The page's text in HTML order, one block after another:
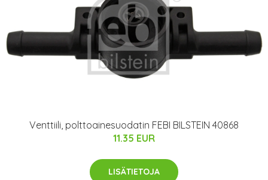
Venttiili, polttoainesuodatin FEBI BILSTEIN 40868
11.35 EUR
LISÄTIETOJA